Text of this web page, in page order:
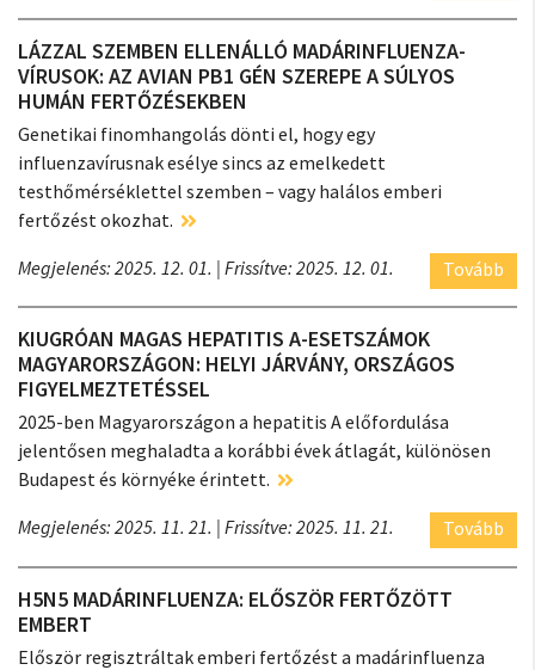
LÁZZAL SZEMBEN ELLENÁLLÓ MADÁRINFLUENZA-
VÍRUSOK: AZ AVIAN PB1 GÉN SZEREPE A SÚLYOS
HUMÁN FERTŐZÉSEKBEN
Genetikai finomhangolás dönti el, hogy egy
influenzavírusnak esélye sincs az emelkedett
testhőmérséklettel szemben – vagy halálos emberi
fertőzést okozhat.
Megjelenés: 2025. 12. 01. | Frissítve: 2025. 12. 01. Tovább
KIUGRÓAN MAGAS HEPATITIS A-ESETSZÁMOK
MAGYARORSZÁGON: HELYI JÁRVÁNY, ORSZÁGOS
FIGYELMEZTETÉSSEL​
2025-ben Magyarországon a hepatitis A előfordulása
jelentősen meghaladta a korábbi évek átlagát, különösen
Budapest és környéke érintett.
Megjelenés: 2025. 11. 21. | Frissítve: 2025. 11. 21. Tovább
H5N5 MADÁRINFLUENZA: ELŐSZÖR FERTŐZÖTT
EMBERT
Először regisztráltak emberi fertőzést a madárinfluenza